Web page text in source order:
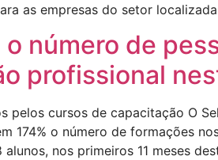
as empresas do setor
o número de
profissional
cursos de capacitação O
174% o número de formações
nos primeiros 11 meses